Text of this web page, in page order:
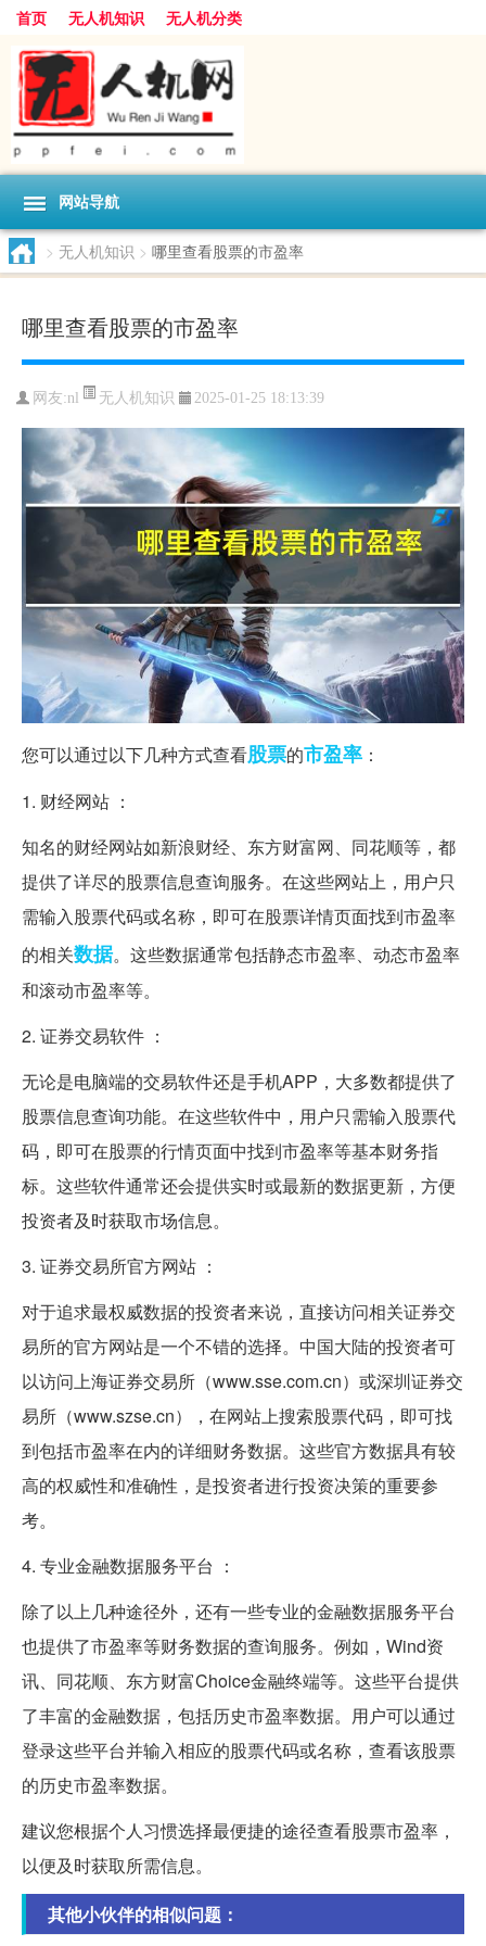
首页 无人机知识 无人机分类
网站导航
> 无人机知识 > 哪里查看股票的市盈率
哪里查看股票的市盈率
网友:nl 无人机知识 2025-01-25 18:13:39
您可以通过以下几种方式查看股票的市盈率 ：
1. 财经网站 ：
知名的财经网站如新浪财经、东方财富网、同花顺等，都
提供了详尽的股票信息查询服务。在这些网站上，用户只
需输入股票代码或名称，即可在股票详情页面找到市盈率
的相关数据。这些数据通常包括静态市盈率、动态市盈率
和滚动市盈率等。
2. 证券交易软件 ：
无论是电脑端的交易软件还是手机APP，大多数都提供了
股票信息查询功能。在这些软件中，用户只需输入股票代
码，即可在股票的行情页面中找到市盈率等基本财务指
标。这些软件通常还会提供实时或最新的数据更新，方便
投资者及时获取市场信息。
3. 证券交易所官方网站 ：
对于追求最权威数据的投资者来说，直接访问相关证券交
易所的官方网站是一个不错的选择。中国大陆的投资者可
以访问上海证券交易所（www.sse.com.cn）或深圳证券交
易所（www.szse.cn），在网站上搜索股票代码，即可找
到包括市盈率在内的详细财务数据。这些官方数据具有较
高的权威性和准确性，是投资者进行投资决策的重要参
考。
4. 专业金融数据服务平台 ：
除了以上几种途径外，还有一些专业的金融数据服务平台
也提供了市盈率等财务数据的查询服务。例如，Wind资
讯、同花顺、东方财富Choice金融终端等。这些平台提供
了丰富的金融数据，包括历史市盈率数据。用户可以通过
登录这些平台并输入相应的股票代码或名称，查看该股票
的历史市盈率数据。
建议您根据个人习惯选择最便捷的途径查看股票市盈率，
以便及时获取所需信息。
其他小伙伴的相似问题：